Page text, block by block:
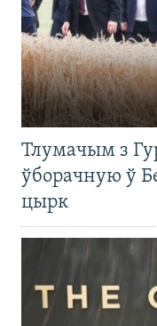
Тлумачым з
ўборачную ў
цырк